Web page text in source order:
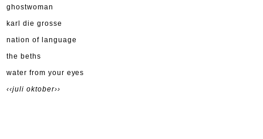
ghostwoman
karl die grosse
nation of language
the beths
water from your eyes
‹‹juli oktober››